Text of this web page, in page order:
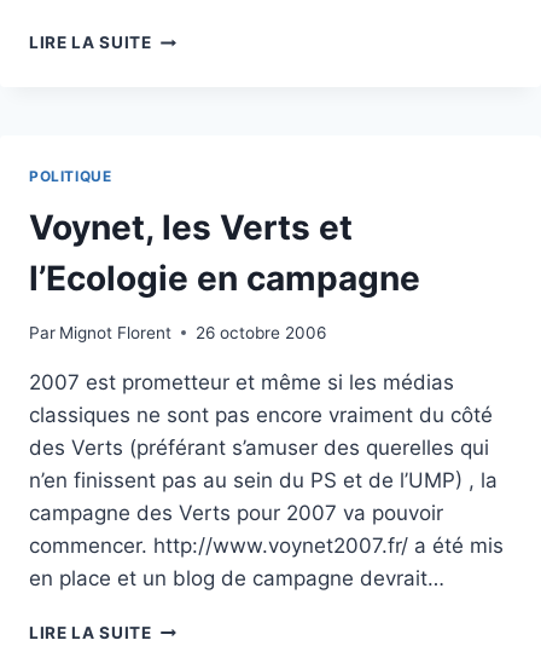
LIRE LA SUITEECOLOGIQUEMENT
POLITIQUE
Voynet, les Verts et
l’Ecologie en campagne
Par Mignot Florent 26 octobre 2006
2007 est prometteur et même si les médias
classiques ne sont pas encore vraiment du côté
des Verts (préférant s’amuser des querelles qui
n’en finissent pas au sein du PS et de l’UMP) , la
campagne des Verts pour 2007 va pouvoir
commencer. http://www.voynet2007.fr/ a été mis
en place et un blog de campagne devrait…
LIRE LA SUITEVOYNET,